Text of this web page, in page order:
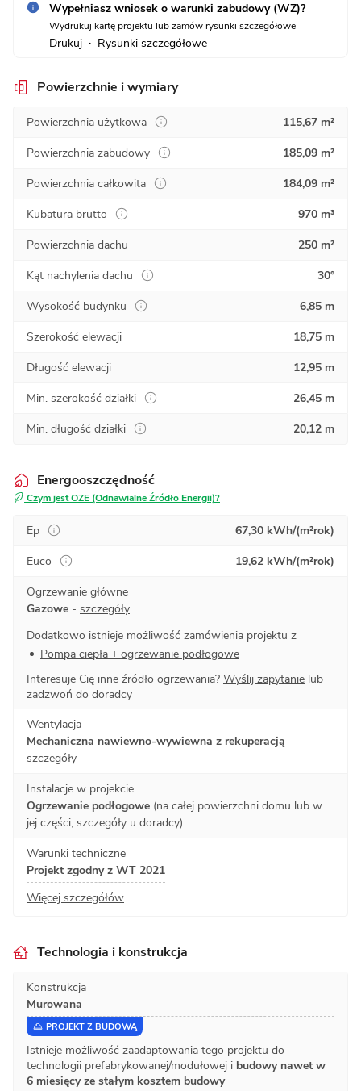
Wypełniasz wniosek o warunki zabudowy (WZ)?
Wydrukuj kartę projektu lub zamów rysunki szczegółowe
Drukuj • Rysunki szczegółowe
Powierzchnie i wymiary
Powierzchnia użytkowa
115,67 m²
Powierzchnia zabudowy
185,09 m²
Powierzchnia całkowita
184,09 m²
Kubatura brutto
970 m³
Powierzchnia dachu
250 m²
Kąt nachylenia dachu
30°
Wysokość budynku
6,85 m
Szerokość elewacji
18,75 m
Długość elewacji
12,95 m
Min. szerokość działki
26,45 m
Min. długość działki
20,12 m
Energooszczędność
Czym jest OZE (Odnawialne Źródło Energii)?
Ep
67,30 kWh/(m²rok)
Euco
19,62 kWh/(m²rok)
Ogrzewanie główne
Gazowe - szczegóły
Dodatkowo istnieje możliwość zamówienia projektu z
Pompa ciepła + ogrzewanie podłogowe
Interesuje Cię inne źródło ogrzewania? Wyślij zapytanie lub
zadzwoń do doradcy
Wentylacja
Mechaniczna nawiewno-wywiewna z rekuperacją -
szczegóły
Instalacje w projekcie
Ogrzewanie podłogowe (na całej powierzchni domu lub w
jej części, szczegóły u doradcy)
Warunki techniczne
Projekt zgodny z WT 2021
Więcej szczegółów
Technologia i konstrukcja
Konstrukcja
Murowana
PROJEKT Z BUDOWĄ
Istnieje możliwość zaadaptowania tego projektu do
technologii prefabrykowanej/modułowej i budowy nawet w
6 miesięcy ze stałym kosztem budowy